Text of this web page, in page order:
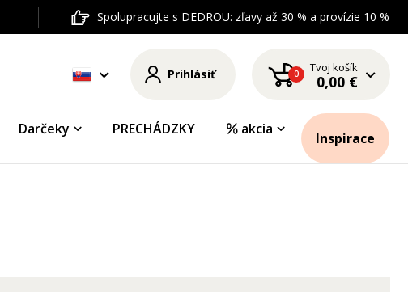
Spolupracujte s DEDROU: zľavy až 30 % a provízie 10 %
Prihlásiť 0 Tvoj košík
0,00 €
Darčeky PRECHÁDZKY akcia
Inspirace